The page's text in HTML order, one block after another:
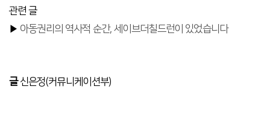
관련 글
▶ 아동권리의 역사적 순간, 세이브더칠드런이 있었습니다
글신은정(커뮤니케이션부)